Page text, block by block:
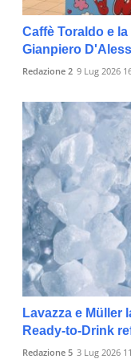
Caffè Toraldo e
Gianpiero
Redazione 2 9 Lug 2026
Lavazza e Müller
Ready-to-Drink
Redazione 5 3 Lug 2026